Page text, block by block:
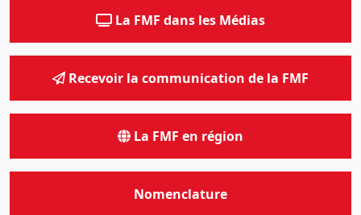
La FMF dans les Médias
Recevoir la communication de la FMF
La FMF en région
Nomenclature